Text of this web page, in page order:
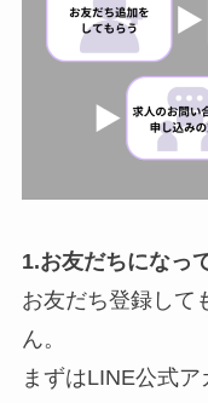
1.お友だちになっ
お友だち登録して
ん。
まずはLINE公式